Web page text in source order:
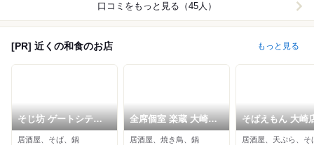
口コミをもっと見る（45人）
[PR] 近くの和食のお店 もっと見る
そじ坊 ゲートシティ
ー大崎店
居酒屋、そば、鍋
全席個室 楽蔵 大崎セ
ンタービル店
居酒屋、焼き鳥、鍋
そばえもん 大崎
居酒屋、天ぷら、そ